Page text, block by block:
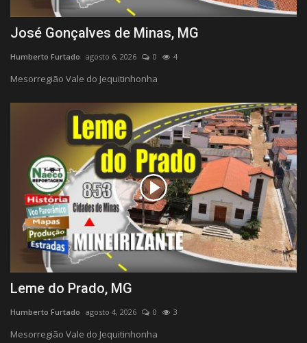
Tutoriais
Quem Somos
Fale Conosco
José Gonçalves de Minas, MG
Humberto Furtado agosto 6, 2026 0 4
Mesorregião Vale do Jequitinhonha
Leme do Prado, MG
Humberto Furtado agosto 4, 2026 0 3
Mesorregião Vale do Jequitinhonha